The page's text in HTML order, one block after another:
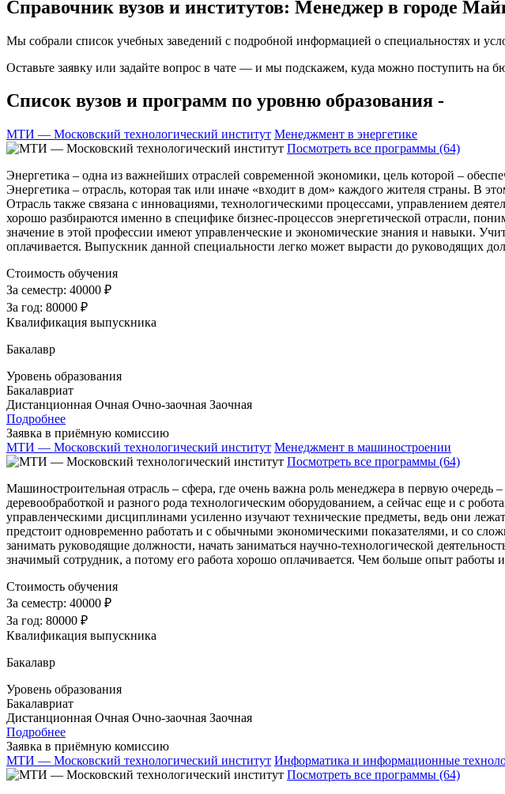
Справочник вузов и институтов: Менеджер в городе
Мы собрали список учебных заведений с подробной информацией о специальностях и
Оставьте заявку или задайте вопрос в чате — и мы подскажем, куда можно поступить на
Список вузов и программ по уровню образования -
МТИ — Московский технологический институт Менеджмент в энергетике
Посмотреть все программы (64)
Энергетика – одна из важнейших отраслей современной экономики, цель которой –
Энергетика – отрасль, которая так или иначе «входит в дом» каждого жителя страны. В
Отрасль также связана с инновациями, технологическими процессами, управлением
хорошо разбираются именно в специфике бизнес-процессов энергетической отрасли,
значение в этой профессии имеют управленческие и экономические знания и навыки.
оплачивается. Выпускник данной специальности легко может вырасти до руководящих
Стоимость обучения
За семестр: 40000 ₽
За год: 80000 ₽
Квалификация выпускника
Бакалавр
Уровень образования
Бакалавриат
Дистанционная Очная Очно-заочная Заочная
Подробнее
Заявка в приёмную комиссию
МТИ — Московский технологический институт Менеджмент в машиностроении
Посмотреть все программы (64)
Машиностроительная отрасль – сфера, где очень важна роль менеджера в первую
деревообработкой и разного рода технологическим оборудованием, а сейчас еще и с
управленческими дисциплинами усиленно изучают технические предметы, ведь они
предстоит одновременно работать и с обычными экономическими показателями, и со
занимать руководящие должности, начать заниматься научно-технологической
значимый сотрудник, а потому его работа хорошо оплачивается. Чем больше опыт
Стоимость обучения
За семестр: 40000 ₽
За год: 80000 ₽
Квалификация выпускника
Бакалавр
Уровень образования
Бакалавриат
Дистанционная Очная Очно-заочная Заочная
Подробнее
Заявка в приёмную комиссию
МТИ — Московский технологический институт Информатика и информационные
Посмотреть все программы (64)